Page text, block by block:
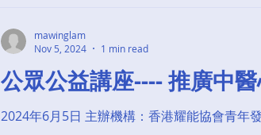
公眾公益講座---- 推廣中
2024年6月5日 主辦機構：香港耀能協會青年
mawinglam
Nov 5, 2024
1 min read